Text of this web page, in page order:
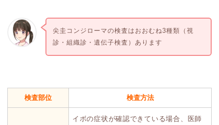
尖圭コンジローマの検査はおおむね3種類（視
診・組織診・遺伝子検査）あります
検査部位 検査方法
イボの症状が確認できている場合、医師